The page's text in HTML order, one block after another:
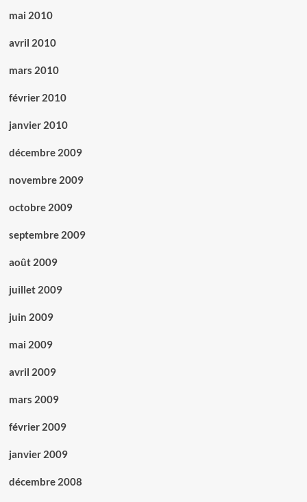
mai 2010
avril 2010
mars 2010
février 2010
janvier 2010
décembre 2009
novembre 2009
octobre 2009
septembre 2009
août 2009
juillet 2009
juin 2009
mai 2009
avril 2009
mars 2009
février 2009
janvier 2009
décembre 2008